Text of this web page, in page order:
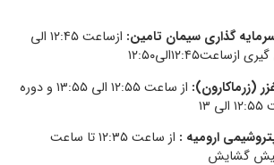
گذاری سیمان تامین:
ازساعت ۱۲:۴۵ الی
(زرماکارون):
از ساعت ۱۲:۵۵ الی ۱۳:۵۵ و دوره
ارومیه :
از ساعت ۱۲:۳۵ تا ساعت